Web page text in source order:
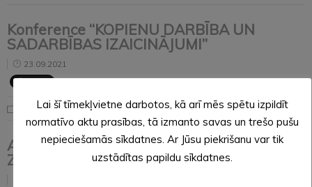
Konference “KOPIENU DARBĪBA UN
SADARBĪBAS IZAICINĀJUMI”
23.09.2021
Noderīga informācija
Alūksnes novada iedzīvotāju Ausmu Miliju
Zakarīti sveic 101. dzimšanas dienā
Lai šī tīmekļvietne darbotos, kā arī mēs spētu izpildīt
normatīvo aktu prasības, tā izmanto savas un trešo pušu
nepieciešamās sīkdatnes. Ar Jūsu piekrišanu var tik
uzstādītas papildu sīkdatnes.